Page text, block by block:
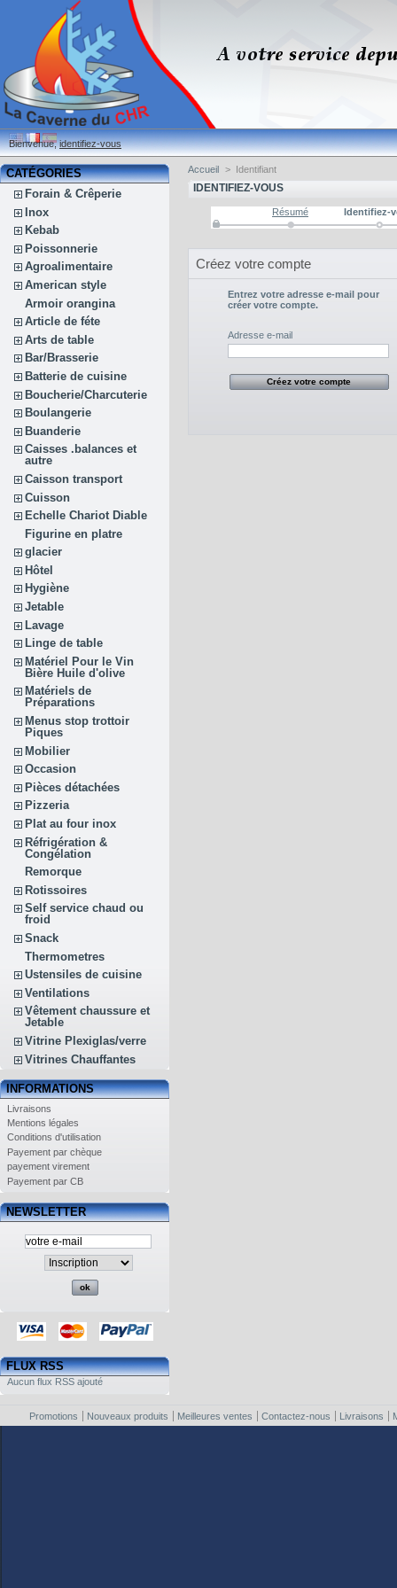
Bienvenue,identifiez-vous
CATÉGORIES
Forain & Crêperie
Inox
Kebab
Poissonnerie
Agroalimentaire
American style
Armoir orangina
Article de féte
Arts de table
Bar/Brasserie
Batterie de cuisine
Boucherie/Charcuterie
Boulangerie
Buanderie
Caisses .balances et
autre
Caisson transport
Cuisson
Echelle Chariot Diable
Figurine en platre
glacier
Hôtel
Hygiène
Jetable
Lavage
Linge de table
Matériel Pour le Vin
Bière Huile d'olive
Matériels de
Préparations
Menus stop trottoir
Piques
Mobilier
Occasion
Pièces détachées
Pizzeria
Plat au four inox
Réfrigération &
Congélation
Remorque
Rotissoires
Self service chaud ou
froid
Snack
Thermometres
Ustensiles de cuisine
Ventilations
Vêtement chaussure et
Jetable
Vitrine Plexiglas/verre
Vitrines Chauffantes
INFORMATIONS
Livraisons
Mentions légales
Conditions d'utilisation
Payement par chèque
payement virement
Payement par CB
NEWSLETTER
FLUX RSS
Aucun flux RSS ajouté
Accueil > Identifiant
IDENTIFIEZ-VOUS
Résumé Identifiez-
Créez votre compte
Entrez votre adresse e-mail pour
créer votre compte.
Adresse e-mail
Promotions Nouveaux produits Meilleures ventes Contactez-nous Livraisons